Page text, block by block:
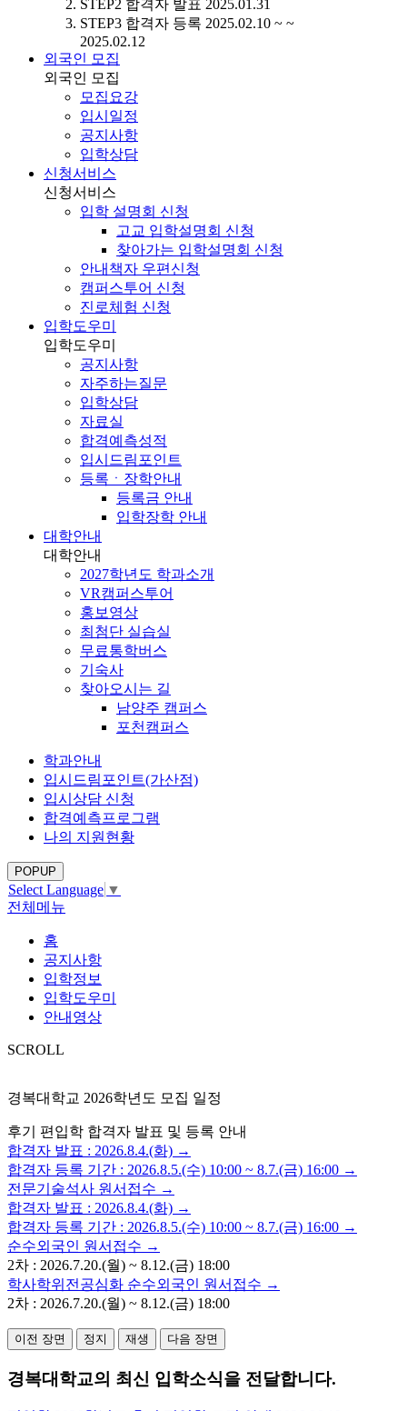
STEP2 합격자 발표 2025.01.31
STEP3 합격자 등록 2025.02.10 ~ ~
2025.02.12
외국인 모집
외국인 모집
모집요강
입시일정
공지사항
입학상담
신청서비스
신청서비스
입학 설명회 신청
고교 입학설명회 신청
찾아가는 입학설명회 신청
안내책자 우편신청
캠퍼스투어 신청
진로체험 신청
입학도우미
입학도우미
공지사항
자주하는질문
입학상담
자료실
합격예측성적
입시드림포인트
등록ㆍ장학안내
등록금 안내
입학장학 안내
대학안내
대학안내
2027학년도 학과소개
VR캠퍼스투어
홍보영상
최첨단 실습실
무료통학버스
기숙사
찾아오시는 길
남양주 캠퍼스
포천캠퍼스
학과안내
입시드림포인트(가산점)
입시상담 신청
합격예측프로그램
나의 지원현황
POPUP
Select Language ▼
전체메뉴
홈
공지사항
입학정보
입학도우미
안내영상
SCROLL
경복대학교 2026학년도 모집 일정
후기 편입학 합격자 발표 및 등록 안내
합격자 발표 : 2026.8.4.(화) →
합격자 등록 기간 : 2026.8.5.(수) 10:00 ~ 8.7.(금) 16:00 →
전문기술석사 원서접수 →
합격자 발표 : 2026.8.4.(화) →
합격자 등록 기간 : 2026.8.5.(수) 10:00 ~ 8.7.(금) 16:00 →
순수외국인 원서접수 →
2차 : 2026.7.20.(월) ~ 8.12.(금) 18:00
학사학위전공심화 순수외국인 원서접수 →
2차 : 2026.7.20.(월) ~ 8.12.(금) 18:00
이전 장면 정지 재생 다음 장면
경복대학교의 최신 입학소식을 전달합니다.